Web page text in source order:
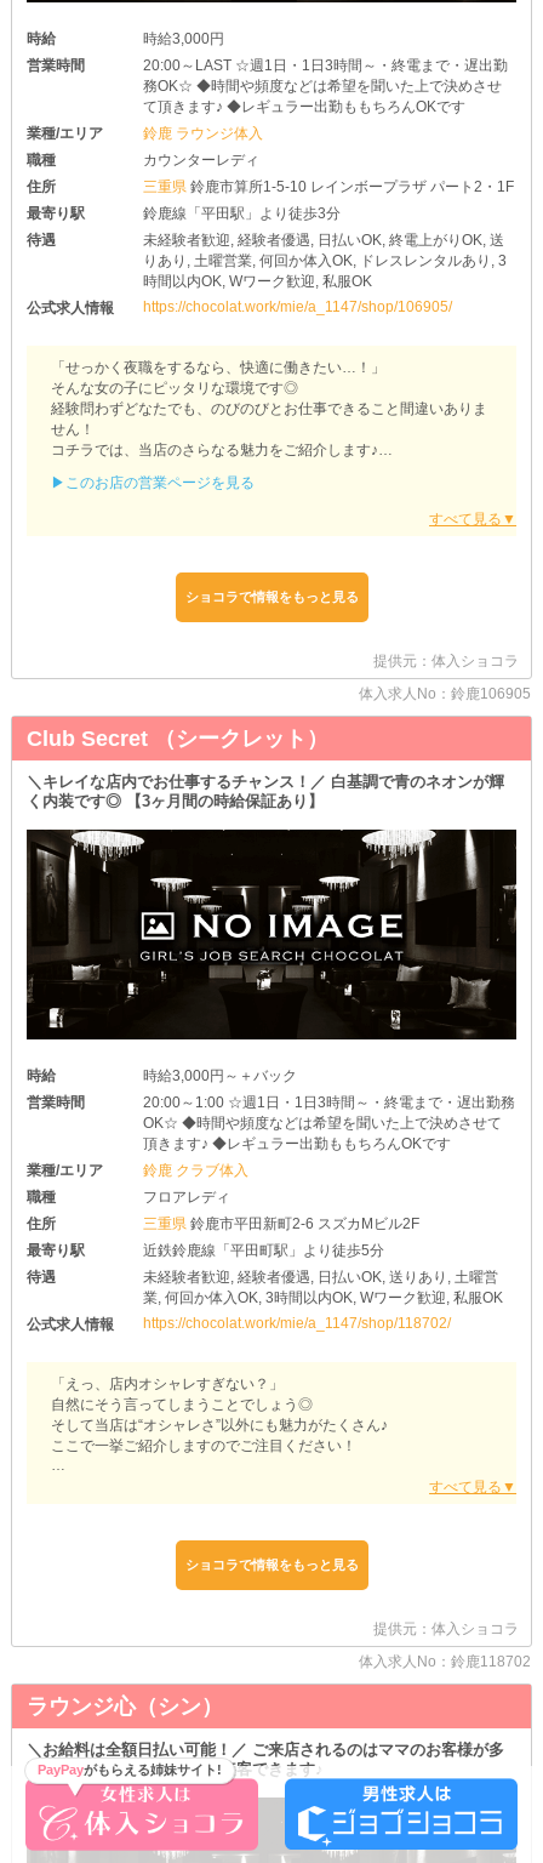
時給
時給3,000円
営業時間
20:00～LAST ☆週1日・1日3時間～・終電まで・遅出勤
務OK☆ ◆時間や頻度などは希望を聞いた上で決めさせ
て頂きます♪ ◆レギュラー出勤ももちろんOKです
業種/エリア
鈴鹿 ラウンジ体入
職種
カウンターレディ
住所
三重県鈴鹿市算所1-5-10 レインボープラザ パート2・1F
最寄り駅
鈴鹿線「平田駅」より徒歩3分
待遇
未経験者歓迎, 経験者優遇, 日払いOK, 終電上がりOK, 送
りあり, 土曜営業, 何回か体入OK, ドレスレンタルあり, 3
時間以内OK, Wワーク歓迎, 私服OK
公式求人情報
https://chocolat.work/mie/a_1147/shop/106905/
「せっかく夜職をするなら、快適に働きたい…！」
そんな女の子にピッタリな環境です◎
経験問わずどなたでも、のびのびとお仕事できること間違いありま
せん！
コチラでは、当店のさらなる魅力をご紹介します♪
【Proud（プラウド）】
ですが、当店では退勤後にその日の成果を受け取る《日払い》が可
わざわざご自身で買いに行く手間と、出費を抑えられるのが嬉しい
ポイント◎
お得に＆スムーズにお仕事始めるなら、まさに“要チェック”の待遇
です♪
お問い合わせはいつでも受付中です♪
ちょっとした質問やご相談だけでも大歓迎！
少しでも興味がある子は、お気軽にご連絡ください◎
▶このお店の営業ページを見る
ショコラで情報をもっと見る
提供元：体入ショコラ
体入求人No：鈴鹿106905
Club Secret （シークレット）
＼キレイな店内でお仕事するチャンス！／ 白基調で青のネオンが輝
く内装です◎ 【3ヶ月間の時給保証あり】
時給
時給3,000円～＋バック
営業時間
20:00～1:00 ☆週1日・1日3時間～・終電まで・遅出勤務
OK☆ ◆時間や頻度などは希望を聞いた上で決めさせて
頂きます♪ ◆レギュラー出勤ももちろんOKです
業種/エリア
鈴鹿 クラブ体入
職種
フロアレディ
住所
三重県鈴鹿市平田新町2-6 スズカMビル2F
最寄り駅
近鉄鈴鹿線「平田町駅」より徒歩5分
待遇
未経験者歓迎, 経験者優遇, 日払いOK, 送りあり, 土曜営
業, 何回か体入OK, 3時間以内OK, Wワーク歓迎, 私服OK
公式求人情報
https://chocolat.work/mie/a_1147/shop/118702/
「えっ、店内オシャレすぎない？」
自然にそう言ってしまうことでしょう◎
そして当店は“オシャレさ”以外にも魅力がたくさん♪
ここで一挙ご紹介しますのでご注目ください！
【Club Secret （シークレット）】
˚˙༓࿇༓˙˚˙༓࿇༓˙˚˙༓࿇༓˙˚˚˙༓࿇༓˙˚˙༓࿇༓˙˚˙༓࿇༓˙˚
出勤したその日にお財布が潤わせることができます！
自分の頑張りをすぐに給与として返ってくるのも嬉しいポイント♪
✦働き方はあなた次第
「もっと効率良く稼ぎたいな…」
と思っている方はご注目ください！
当店は≪土曜日も営業≫しています◎
集客の多い週末にバックで一気にGETすることが可能です♪
ショコラで情報をもっと見る
提供元：体入ショコラ
体入求人No：鈴鹿118702
ラウンジ心（シン）
＼お給料は全額日払い可能！／ ご来店されるのはママのお客様が多
数◎ どなたでも気持ちよく接客できます♪
PayPayがもらえる姉妹サイト!